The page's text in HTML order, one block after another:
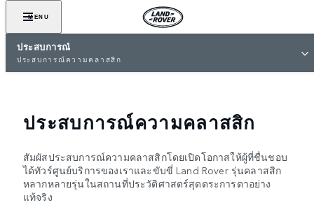
MENU
ประสบการณ์
ประสบการณ์ความคลาสสิก
ประสบการณ์ความคลาสสิก
สัมผัสประสบการณ์ความคลาสสิกโดยเปิดโอกาสให้ผู้ที่ชื่นชอบ
ได้ทัวร์ศูนย์บริการของเราและขับขี่ Land Rover รุ่นคลาสสิก
หลากหลายรุ่นในสถานที่ประวัติศาสตร์สุดตระการตาอย่าง
แท้จริง